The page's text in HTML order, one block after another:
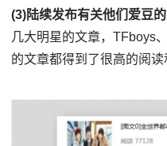
(3)陆续发布有关他们爱豆
几大明星的文章，TFboys
的文章都得到了很高的阅读